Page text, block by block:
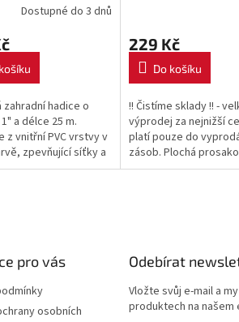
Dostupné do 3 dnů
hadice o
a délce 25 m.
z vnitřní PVC vrstvy v
zpevňující síťky a
- zelené PVC
229 Kč
Do košíku
!! Čistíme sklady !! -
výprodej za nejnižší
platí pouze do
zásob. Plochá
hadice pro
pro vás
osobních
Odebírat
Vložte svůj e-mail a
produktech na našem